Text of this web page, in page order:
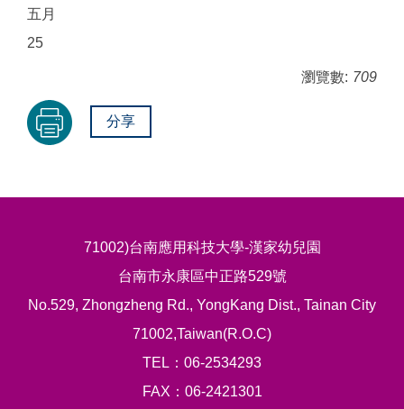
五月
25
瀏覽數: 709
分享
71002)台南應用科技大學-漢家幼兒園
台南市永康區中正路529號
No.529, Zhongzheng Rd., YongKang Dist., Tainan City
71002,Taiwan(R.O.C)
TEL：06-2534293
FAX：06-2421301